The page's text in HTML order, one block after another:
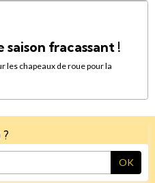
saison fracassant !
les chapeaux de roue pour la
OK